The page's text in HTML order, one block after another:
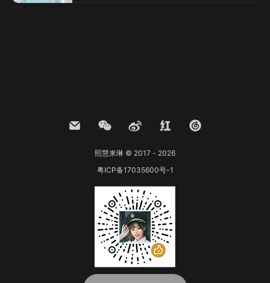
熙慧来琳 © 2017 - 2026
粤ICP备17035600号-1